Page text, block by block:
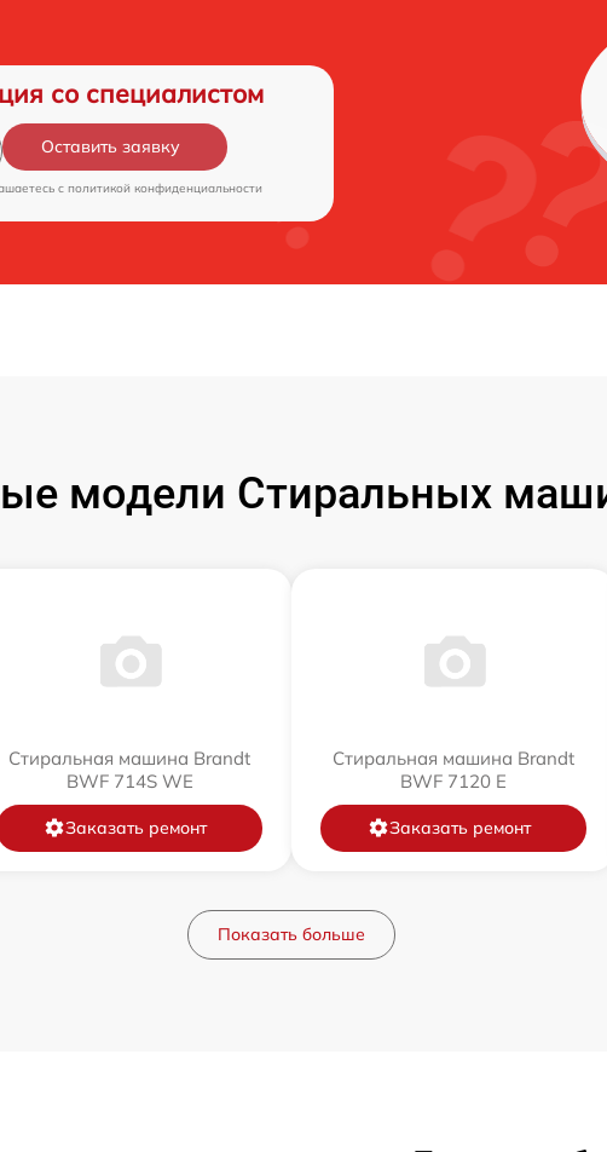
со специалистом
Оставить заявку
c политикой конфиденциальности
модели Стиральных
Стиральная машина Brandt
BWF 714S WE
Заказать ремонт
Стиральная машина Brandt
BWF 7120 E
Заказать ремонт
Показать больше